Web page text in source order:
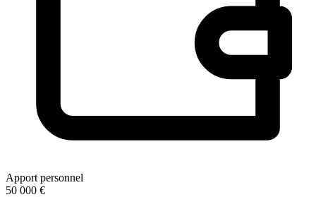
Apport personnel
50 000 €